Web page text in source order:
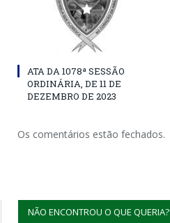
ATA DA 1078ª SESSÃO
ORDINÁRIA, DE 11 DE
DEZEMBRO DE 2023
Os comentários estão fechados.
NÃO ENCONTROU O QUE QUERIA?